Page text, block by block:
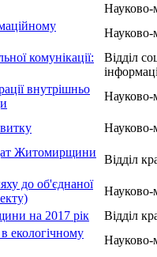
Науково-
Науково-
комунікації:
Відділ
внутрішньо
Науково-
Науково-
Житомирщини
Відділ
до об'єднаної
Науково-
на 2017 рік
Відділ
в екологічному
Науково-